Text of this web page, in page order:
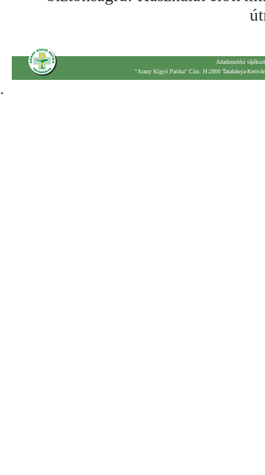
Adatkezelési
"Arany Kígyó Patika" Cím: H-2800 Tatabánya-
.